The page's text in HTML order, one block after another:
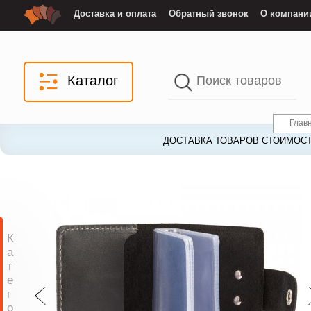
Доставка и оплата Обратный звонок О
Каталог
ДОСТАВКА ТОВАРОВ
К
а
т
е
г
о